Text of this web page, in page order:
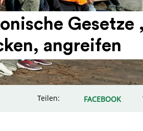
Gesetze ,
angreifen
Teilen: FACEBOOK